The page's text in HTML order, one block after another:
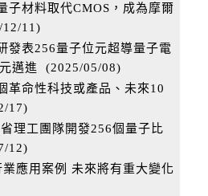
子材料取代CMOS，成為摩爾
11)
發表256量子位元超導量子電
邁進 (2025/05/08)
革命性科技或產品、未來10
17)
理工團隊開發256個量子比
12)
應用案例 未來將有重大變化